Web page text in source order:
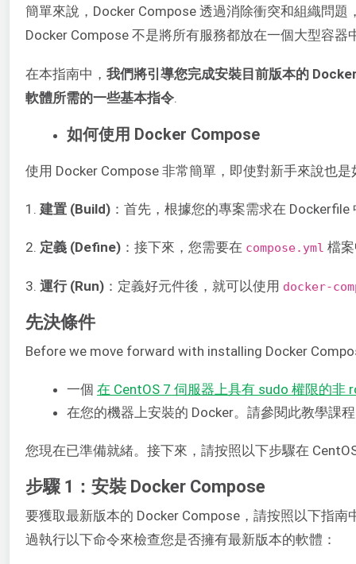
簡單來說，Docker Compose 透過消除衝突和組織問
Docker Compose 不是將所有服務都放在一個大型容
在本指南中， 我們將引導您完成安裝目前版本的
軟體所需的一些基本指令
如何使用 Docker Compose
使用 Docker Compose 非常簡單，即使對新手來說也
1. 建置 (Build) ：首先，根據您的專案需求在
2. 定義 (Define) ：接下來，您需要在 compose.yml 檔
3. 運行 (Run) ：定義好元件後，就可以使用 docker-
先決條件
Before we move forward with installing Docker
一個 在 CentOS 7 伺服器上具有 sudo 權限的非
在您的機器上安裝的 Docker。請參閱此教學課
您現在已準備就緒。接下來，請按照以下步驟在
步驟 1：安裝 Docker Compose
要獲取最新版本的 Docker Compose，請按照以下指南
過執行以下命令來檢查您是否擁有最新版本的軟體：